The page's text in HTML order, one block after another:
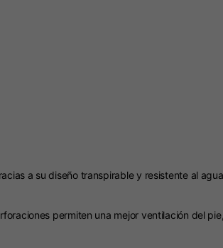
a su diseño transpirable y resistente al
permiten una mejor ventilación del pie,